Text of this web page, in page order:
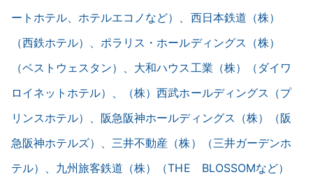
ートホテル、ホテルエコノなど）、西日本鉄道（株）
（西鉄ホテル）、ポラリス・ホールディングス（株）
（ベストウェスタン）、大和ハウス工業（株）（ダイワ
ロイネットホテル）、（株）西武ホールディングス（プ
リンスホテル）、阪急阪神ホールディングス（株）（阪
急阪神ホテルズ）、三井不動産（株）（三井ガーデンホ
テル）、九州旅客鉄道（株）（THE BLOSSOMなど）